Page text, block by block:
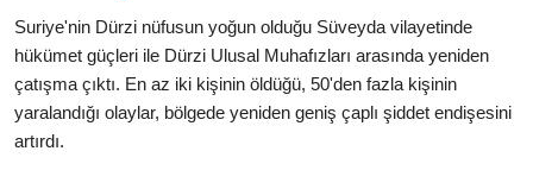
Güncel
Analiz
Makaleler
Suriye'nin Dürzi nüfusun yoğun olduğu Süveyda vilayetinde
hükümet güçleri ile Dürzi Ulusal Muhafızları arasında yeniden
çatışma çıktı. En az iki kişinin öldüğü, 50'den fazla kişinin
yaralandığı olaylar, bölgede yeniden geniş çaplı şiddet endişesini
artırdı.